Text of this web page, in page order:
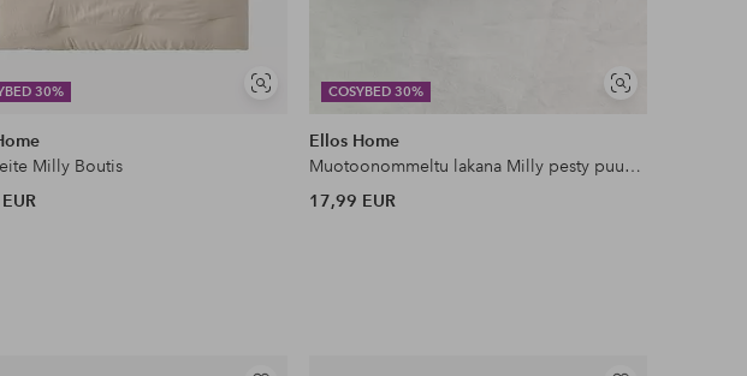
30%
Näytä
Milly Boutis
COSYBED 30%
Näytä
Ellos Home
Muotoonommeltu lakana Milly pesty puuvilla
17,99 EUR